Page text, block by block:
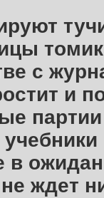
с
и
ждет